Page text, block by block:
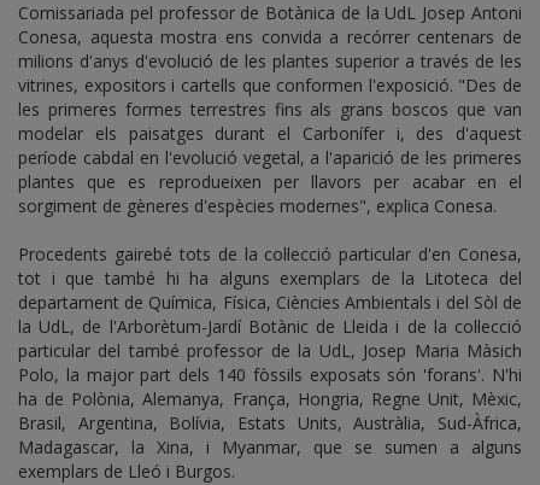
Comissariada pel professor de Botànica de la UdL Josep Antoni
Conesa, aquesta mostra ens convida a recórrer centenars de
milions d'anys d'evolució de les plantes superior a través de les
vitrines, expositors i cartells que conformen l'exposició. "Des de
les primeres formes terrestres fins als grans boscos que van
modelar els paisatges durant el Carbonífer i, des d'aquest
període cabdal en l'evolució vegetal, a l'aparició de les primeres
plantes que es reprodueixen per llavors per acabar en el
sorgiment de gèneres d'espècies modernes", explica Conesa.
Procedents gairebé tots de la col·lecció particular d'en Conesa,
tot i que també hi ha alguns exemplars de la Litoteca del
departament de Química, Física, Ciències Ambientals i del Sòl de
la UdL, de l'Arborètum-Jardí Botànic de Lleida i de la col·lecció
particular del també professor de la UdL, Josep Maria Màsich
Polo, la major part dels 140 fòssils exposats són 'forans'. N'hi
ha de Polònia, Alemanya, França, Hongria, Regne Unit, Mèxic,
Brasil, Argentina, Bolívia, Estats Units, Austràlia, Sud-Àfrica,
Madagascar, la Xina, i Myanmar, que se sumen a alguns
exemplars de Lleó i Burgos.